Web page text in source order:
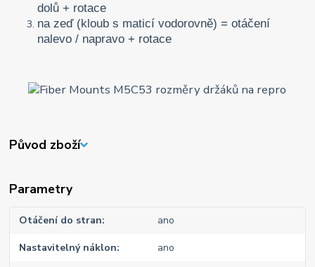
dolů + rotace
na zeď (kloub s maticí vodorovně) = otáčení
nalevo / napravo + rotace
Původ zboží
Parametry
Otáčení do stran ano
Nastavitelný náklon ano